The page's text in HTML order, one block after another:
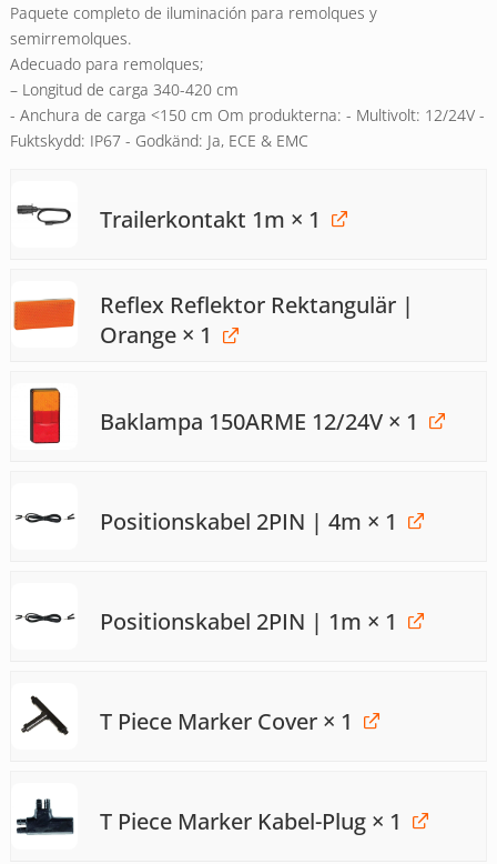
Paquete completo de iluminación para remolques y
semirremolques.
Adecuado para remolques;
– Longitud de carga 340-420 cm
- Anchura de carga <150 cm Om produkterna: - Multivolt: 12/24V -
Fuktskydd: IP67 - Godkänd: Ja, ECE & EMC
Trailerkontakt 1m × 1
Reflex Reflektor Rektangulär |
Orange× 1
Baklampa 150ARME 12/24V× 1
Positionskabel 2PIN | 4m × 1
Positionskabel 2PIN | 1m × 1
T Piece Marker Cover× 1
T Piece Marker Kabel-Plug× 1